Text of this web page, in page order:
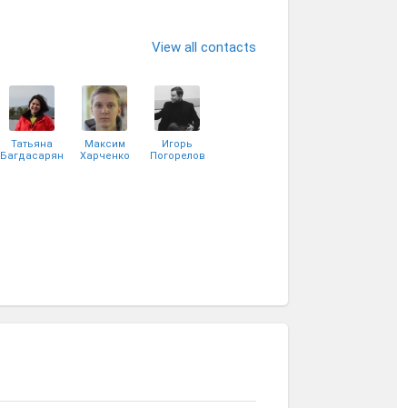
View all contacts
Татьяна
Багдасарян
Максим
Харченко
Игорь
Погорелов